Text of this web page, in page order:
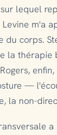
lequel
m'a
du corps.
la thérapie
—
la non-